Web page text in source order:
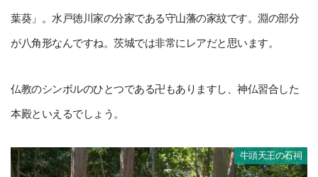
葉葵」。水戸徳川家の分家である守山藩の家紋です。淵の部分
が八角形なんですね。茨城では非常にレアだと思います。
仏教のシンボルのひとつである卍もありますし、神仏習合した
本殿といえるでしょう。
牛頭天王の石祠